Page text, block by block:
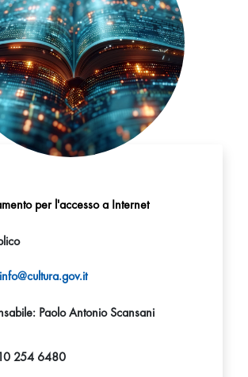
per l'accesso a Internet
Paolo Antonio Scansani
254 6480